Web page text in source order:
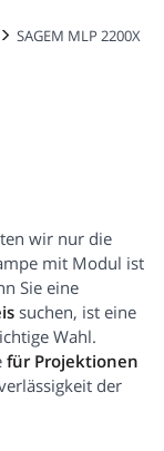
SAGEM MLP 2200X
wir nur die
mit Modul ist
Sie eine
suchen, ist eine
Wahl.
für Projektionen
der